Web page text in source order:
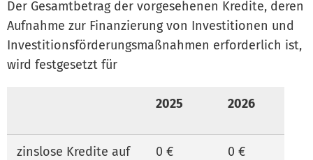
Der Gesamtbetrag der vorgesehenen Kredite, deren
Aufnahme zur Finanzierung von Investitionen und
Investitionsförderungsmaßnahmen erforderlich ist,
wird festgesetzt für
2025 2026
zinslose Kredite auf 0 € 0 €